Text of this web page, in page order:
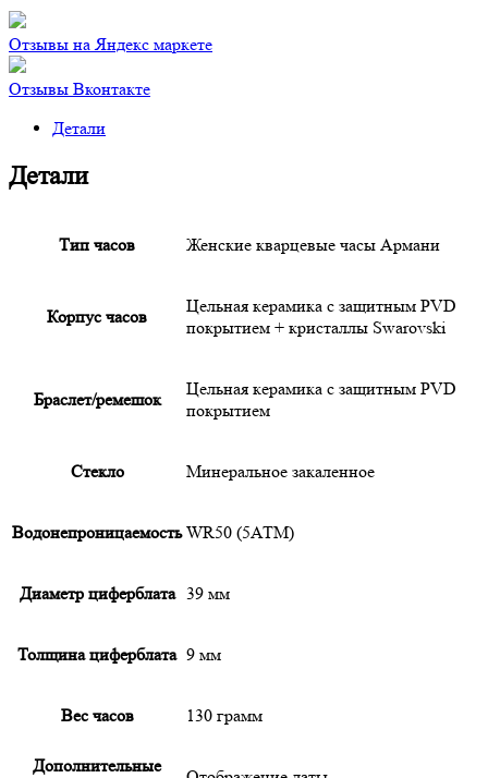
Отзывы на Яндекс маркете
Отзывы Вконтакте
Детали
Детали
Тип часов Женские кварцевые часы Армани
Корпус часов
Цельная керамика с защитным PVD
покрытием + кристаллы Swarovski
Браслет/ремешок
Цельная керамика с защитным PVD
покрытием
Cтекло Минеральное закаленное
Водонепроницаемость WR50 (5АТМ)
Диаметр циферблата 39 мм
Толщина циферблата 9 мм
Вес часов 130 грамм
Дополнительные